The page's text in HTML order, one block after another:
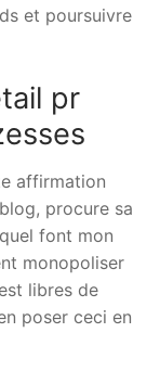
et poursuivre
pr
affirmation
procure sa
font mon
monopoliser
libres de
poser ceci en